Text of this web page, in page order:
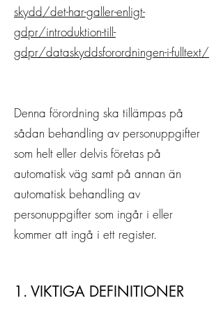
skydd/det-har-galler-enligt-
gdpr/introduktion-till-
gdpr/dataskyddsforordningen-i-fulltext/
Denna förordning ska tillämpas på
sådan behandling av personuppgifter
som helt eller delvis företas på
automatisk väg samt på annan än
automatisk behandling av
personuppgifter som ingår i eller
kommer att ingå i ett register.
1. VIKTIGA DEFINITIONER